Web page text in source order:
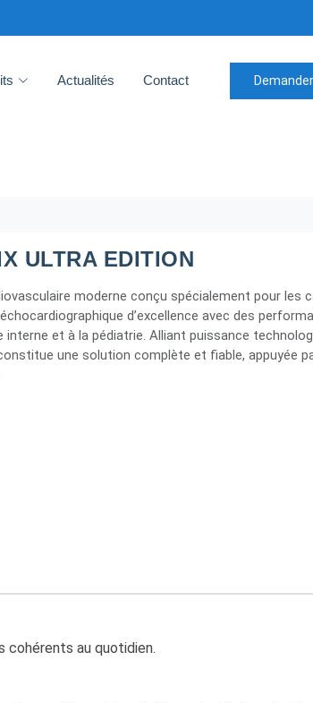
Actualités Contact
ULTRA EDITION
moderne conçu spécialement pour les
d’excellence avec des
interne et à la pédiatrie. Alliant puissance
une solution complète et fiable, appuyée
cohérents au quotidien.